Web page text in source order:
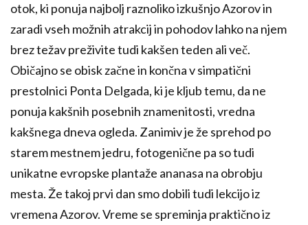
otok, ki ponuja najbolj raznoliko izkušnjo Azorov in
zaradi vseh možnih atrakcij in pohodov lahko na njem
brez težav preživite tudi kakšen teden ali več.
Običajno se obisk začne in končna v simpatični
prestolnici Ponta Delgada, ki je kljub temu, da ne
ponuja kakšnih posebnih znamenitosti, vredna
kakšnega dneva ogleda. Zanimiv je že sprehod po
starem mestnem jedru, fotogenične pa so tudi
unikatne evropske plantaže ananasa na obrobju
mesta. Že takoj prvi dan smo dobili tudi lekcijo iz
vremena Azorov. Vreme se spreminja praktično iz